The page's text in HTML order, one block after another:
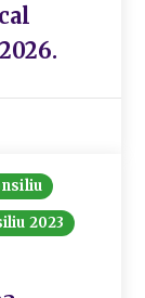
2023